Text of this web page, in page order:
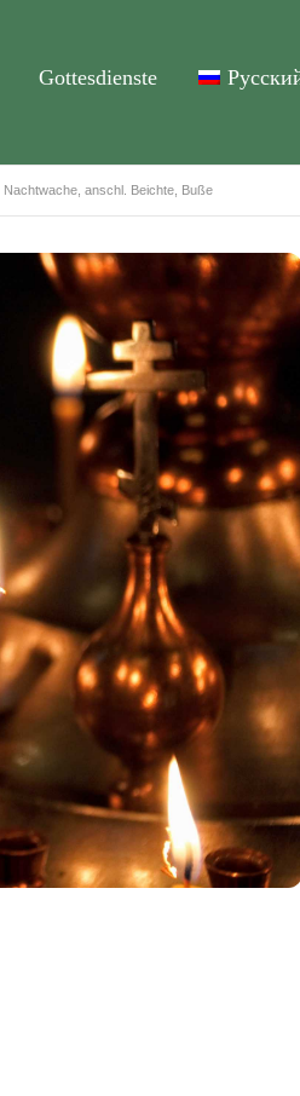
Gottesdienste
Nachtwache, anschl. Beichte, Buße